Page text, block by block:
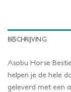
BESCHRIJVING
Asobu Horse
helpen je de hele
geleverd met een